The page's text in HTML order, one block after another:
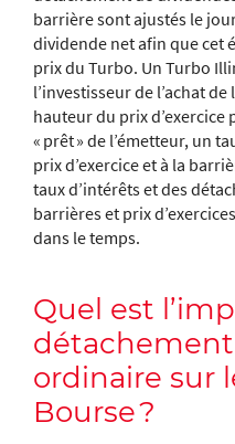
barrière sont ajustés le
dividende net afin que cet
prix du Turbo. Un Turbo
l’investisseur de l’achat
hauteur du prix d’exercice
« prêt » de l’émetteur, un
prix d’exercice et à la
taux d’intérêts et des
barrières et prix
dans le temps.
Quel est
ordinaire sur
Bourse ?